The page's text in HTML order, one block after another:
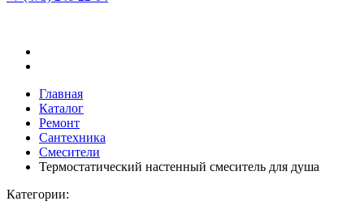
Главная
Каталог
Ремонт
Сантехника
Смесители
Термостатический настенный смеситель для душа
Категории: